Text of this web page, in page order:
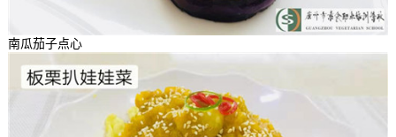
南瓜茄子点心